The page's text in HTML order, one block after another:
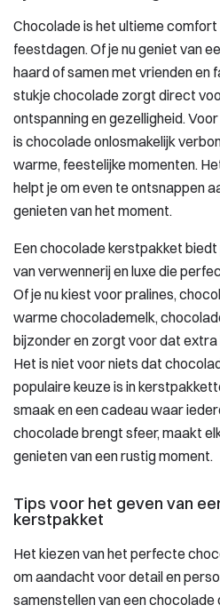
Chocolade is het ultieme
feestdagen. Of je nu geniet van
haard of samen met vrienden en
stukje chocolade zorgt direct
ontspanning en gezelligheid.
is chocolade onlosmakelijk
warme, feestelijke momenten.
helpt je om even te ontsnappen
genieten van het moment.
Een chocolade kerstpakket
van verwennerij en luxe die
Of je nu kiest voor pralines,
warme chocolademelk,
bijzonder en zorgt voor dat
Het is niet voor niets dat
populaire keuze is in
smaak en een cadeau waar
chocolade brengt sfeer, maakt
genieten van een rustig moment.
Tips voor het geven van
kerstpakket
Het kiezen van het perfecte
om aandacht voor detail en
samenstellen van een